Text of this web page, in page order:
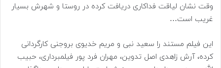
وقت نشان لیاقت فداکاری دریافت کرده در روستا و شهرش بسیار
غریب است…
این فیلم مستند را سعید نبی و مریم خدیوی بروجنی کارگردانی
کرده، آرش زاهدی اصل تدوین، مهران فرد پور فیلمبرداری، حبیب